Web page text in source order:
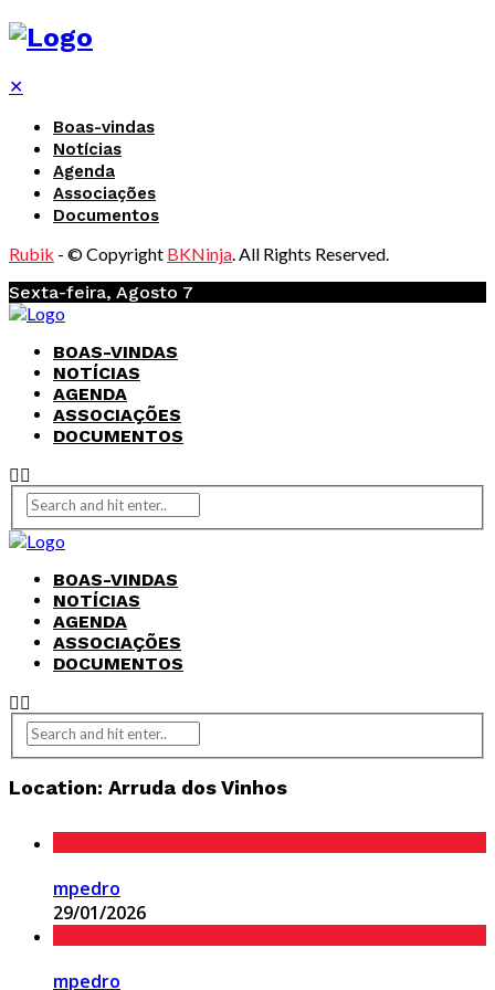
✕
Boas-vindas
Notícias
Agenda
Associações
Documentos
Rubik - © Copyright BKNinja. All Rights Reserved.
Sexta-feira, Agosto 7
BOAS-VINDAS
NOTÍCIAS
AGENDA
ASSOCIAÇÕES
DOCUMENTOS
BOAS-VINDAS
NOTÍCIAS
AGENDA
ASSOCIAÇÕES
DOCUMENTOS
Location: Arruda dos Vinhos
mpedro
29/01/2026
mpedro